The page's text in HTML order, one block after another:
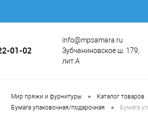
01-02
info@mpsamara.ru
Зубчаниновское ш. 179,
лит.А
Мир пряжи и фурнитуры • Каталог товаров
Бумага упаковочная/подарочная • Бумага